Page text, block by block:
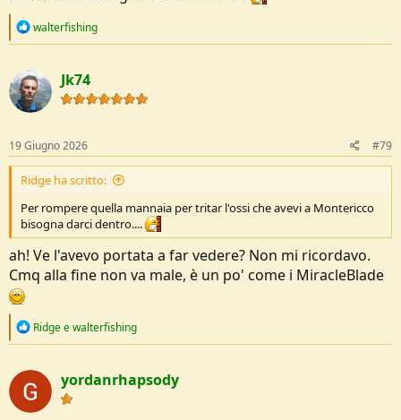
R
c
t
i
o
s
:
walterfishing
Jk74
19 Giugno 2026 #79
Ridge ha scritto:
Per rompere quella mannaia per tritar l'ossi che avevi a Montericco
bisogna darci dentro....
ah! Ve l'avevo portata a far vedere? Non mi ricordavo.
Cmq alla fine non va male, è un po' come i MiracleBlade
R
c
t
i
o
Ridgeewalterfishing
yordanrhapsody